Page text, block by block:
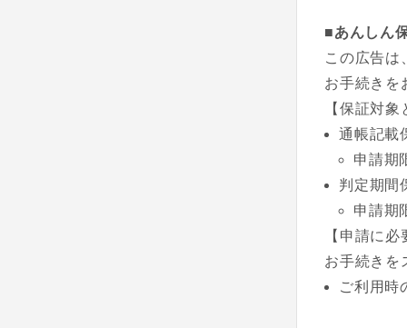
■あんしん
この広告は
お手続きを
【保証対
通帳記載
申請期
判定期間
申請期
【申請に
お手続きを
ご利用時